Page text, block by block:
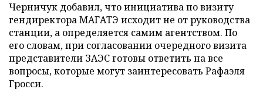
Черничук добавил, что инициатива по визиту
гендиректора МАГАТЭ исходит не от руководства
станции, а определяется самим агентством. По
его словам, при согласовании очередного визита
представители ЗАЭС готовы ответить на все
вопросы, которые могут заинтересовать Рафаэля
Гросси.